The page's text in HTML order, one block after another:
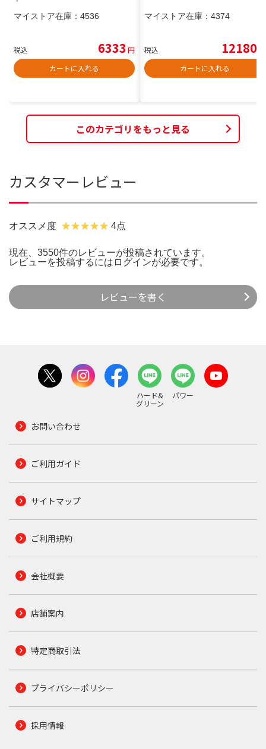
マイストア在庫： 4536
税込 6333 円
カートに入れる
マイストア在庫： 4374
税込 12180
カートに入れる
このカテゴリをもっと見る
カスタマーレビュー
オススメ度 4点
現在、3550件のレビューが投稿されています。
レビューを投稿するには ログインが必要です。
レビューを書く
ハード&
グリーン
パワー
お問い合わせ
ご利用ガイド
サイトマップ
ご利用規約
会社概要
店舗案内
特定商取引法
プライバシーポリシー
採用情報